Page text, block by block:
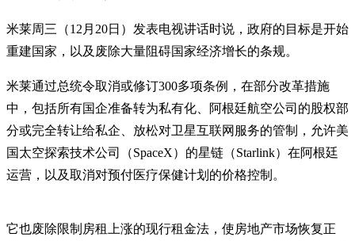
米莱周三（12月20日）发表电视讲话时说，政府的目标是开始
重建国家，以及废除大量阻碍国家经济增长的条规。
米莱通过总统令取消或修订300多项条例，在部分改革措施
中，包括所有国企准备转为私有化、阿根廷航空公司的股权部
分或完全转让给私企、放松对卫星互联网服务的管制，允许美
国太空探索技术公司（SpaceX）的星链（Starlink）在阿根廷
运营，以及取消对预付医疗保健计划的价格控制。
它也废除限制房租上涨的现行租金法，使房地产市场恢复正